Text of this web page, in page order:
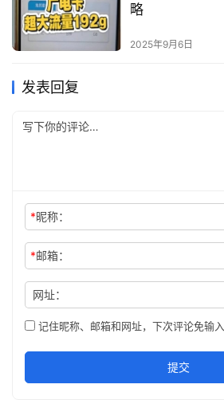
略
2025年9月6日
发表回复
*昵称：
*邮箱：
网址：
记住昵称、邮箱和网址，下次评论免输入
提交